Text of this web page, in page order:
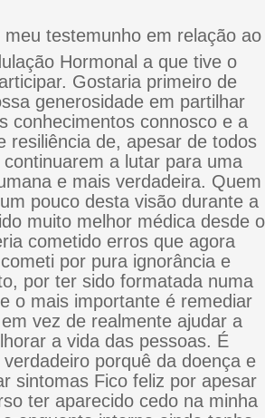
meu testemunho em relação ao
Hormonal a que tive o
Gostaria primeiro de
generosidade em partilhar
conhecimentos connosco e a
resiliência de, apesar de todos
a lutar para uma
e mais verdadeira. Quem
pouco desta visão durante a
muito melhor médica desde o
cometido erros que agora
por pura ignorância e
por ter sido formatada numa
o mais importante é remediar
vez de realmente ajudar a
a vida das pessoas. É
porquê da doença e
sintomas Fico feliz por apesar
ter aparecido cedo na minha